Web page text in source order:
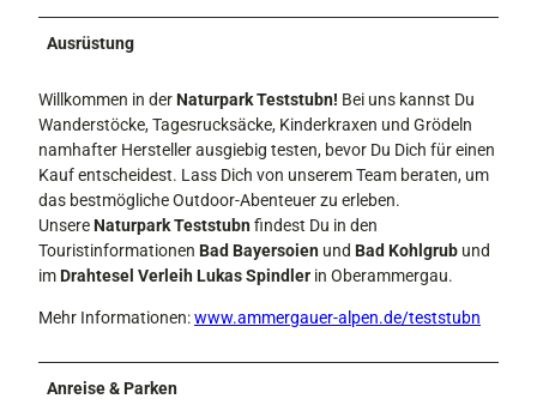
Ausrüstung
Willkommen in derNaturpark Teststubn! Bei uns kannst Du
Wanderstöcke, Tagesrucksäcke, Kinderkraxen und Grödeln
namhafter Hersteller ausgiebig testen, bevor Du Dich für einen
Kauf entscheidest. Lass Dich von unserem Team beraten, um
das bestmögliche Outdoor-Abenteuer zu erleben.
UnsereNaturpark Teststubnfindest Du in den
Touristinformationen Bad Bayersoien und Bad Kohlgrub und
imDrahtesel Verleih Lukas Spindler in Oberammergau.
Mehr Informationen:www.ammergauer-alpen.de/teststubn
Anreise & Parken